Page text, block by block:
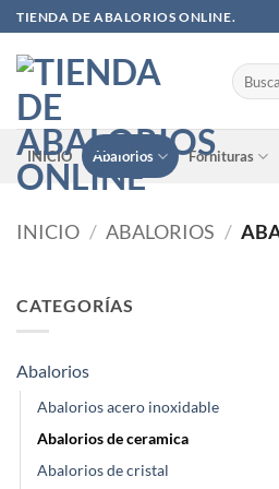
Saltar
al
contenido
TIENDA DE ABALORIOS ONLINE.
Buscar
por:
INICIO Abalorios Fornituras
INICIO / ABALORIOS /
CATEGORÍAS
Abalorios
Abalorios acero inoxidable
Abalorios de ceramica
Abalorios de cristal